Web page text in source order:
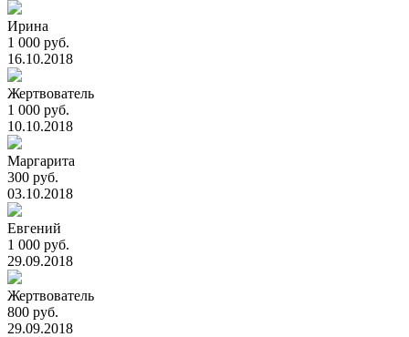
Ирина
1 000 руб.
16.10.2018
Жертвователь
1 000 руб.
10.10.2018
Маргарита
300 руб.
03.10.2018
Евгений
1 000 руб.
29.09.2018
Жертвователь
800 руб.
29.09.2018